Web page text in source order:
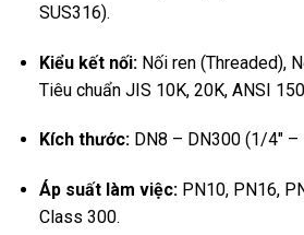
SUS316).
Kiểu kết nối:Nối ren (Threaded),
Tiêu chuẩn JIS 10K, 20K, ANSI
Kích thước:DN8 – DN300 (1/4″ –
Áp suất làm việc:PN10, PN16,
Class 300.